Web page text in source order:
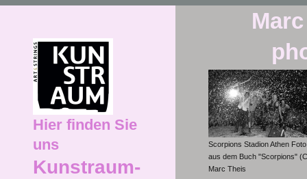
Scorpions Stadion Athen Foto
aus dem Buch "Scorpions"
Marc Theis
Hier finden Sie
uns
Kunstraum-